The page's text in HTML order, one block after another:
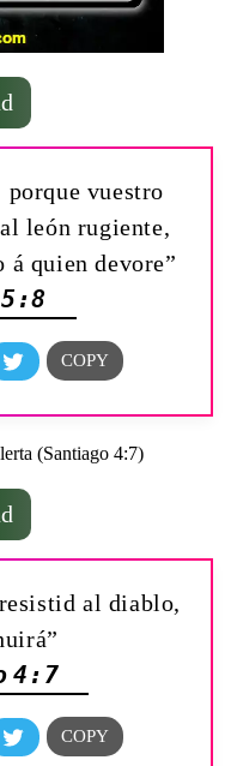
porque vuestro
león rugiente,
á quien devore”
5:8
al diablo,
4:7